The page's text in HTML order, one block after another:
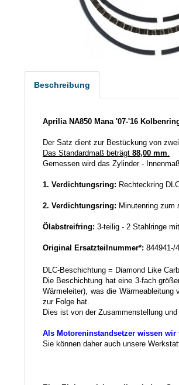
Beschreibung
Aprilia NA850 Mana '07-'16
Der Satz dient zur Bestückung von
Das Standardmaß beträgt 88,00 mm.
Gemessen wird das Zylinder -
1. Verdichtungsring: Rechteckring
2. Verdichtungsring: Minutenring zum
Ölabstreifring: 3-teilig - 2 Stahlringe
Original Ersatzteilnummer*: 844941-/
DLC-Beschichtung = Diamond Like
Die Beschichtung hat eine 3-fach
Wärmeleiter), was die
zur Folge hat.
Dies ist von der Zusammenstellung
Als Motoreninstandsetzer wissen wir
Sie können daher auch unsere